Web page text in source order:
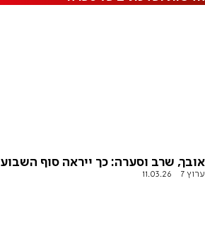
אובך, שרב וסערה: כך ייראה סוף השבוע
ערוץ 7 11.03.26